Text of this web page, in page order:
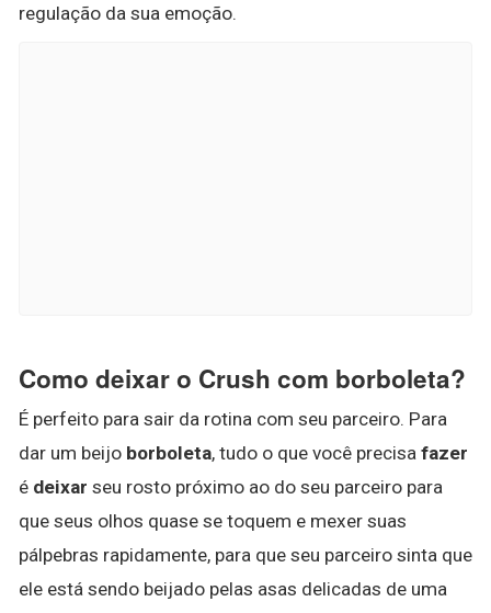
regulação da sua emoção.
Como deixar o Crush com borboleta?
É perfeito para sair da rotina com seu parceiro. Para
dar um beijo borboleta, tudo o que você precisa fazer
é deixar seu rosto próximo ao do seu parceiro para
que seus olhos quase se toquem e mexer suas
pálpebras rapidamente, para que seu parceiro sinta que
ele está sendo beijado pelas asas delicadas de uma